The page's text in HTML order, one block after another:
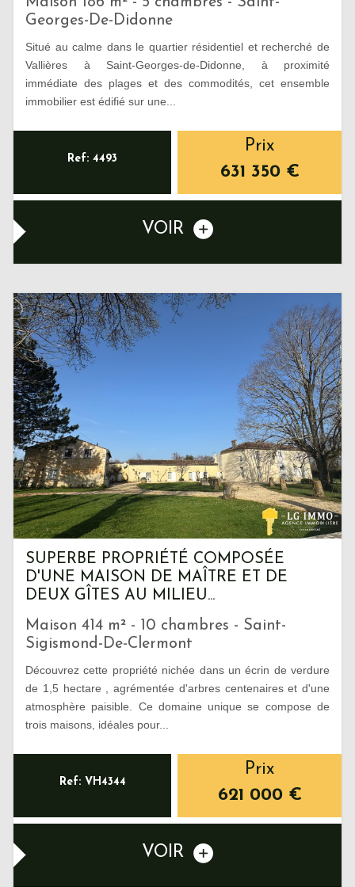
Georges-De-Didonne
Situé au calme dans le quartier résidentiel et recherché de
Vallières à Saint-Georges-de-Didonne, à proximité
immédiate des plages et des commodités, cet ensemble
immobilier est édifié sur une...
Ref: 4493
Prix
631 350 €
VOIR
SUPERBE PROPRIÉTÉ COMPOSÉE
D'UNE MAISON DE MAÎTRE ET DE
DEUX GÎTES AU MILIEU...
Maison 414 m² - 10 chambres - Saint-
Sigismond-De-Clermont
Découvrez cette propriété nichée dans un écrin de verdure
de 1,5 hectare , agrémentée d'arbres centenaires et d'une
atmosphère paisible. Ce domaine unique se compose de
trois maisons, idéales pour...
Ref: VH4344
Prix
621 000 €
VOIR